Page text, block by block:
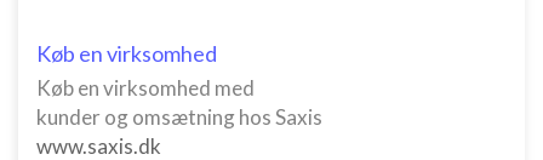
Køb en virksomhed
Køb en virksomhed med
kunder og omsætning hos Saxis
www.saxis.dk